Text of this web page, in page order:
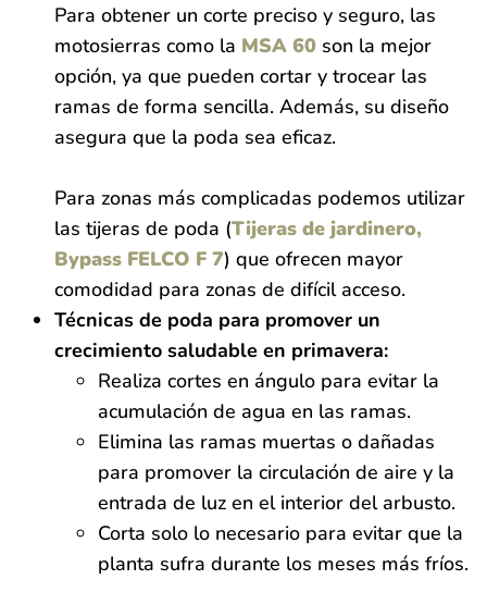
Para obtener un corte preciso y seguro, las
motosierras como la MSA 60 son la mejor
opción, ya que pueden cortar y trocear las
ramas de forma sencilla. Además, su diseño
asegura que la poda sea eficaz.
Para zonas más complicadas podemos utilizar
las tijeras de poda (Tijeras de jardinero,
Bypass FELCO F 7) que ofrecen mayor
comodidad para zonas de difícil acceso.
Técnicas de poda para promover un
crecimiento saludable en primavera:
Realiza cortes en ángulo para evitar la
acumulación de agua en las ramas.
Elimina las ramas muertas o dañadas
para promover la circulación de aire y la
entrada de luz en el interior del arbusto.
Corta solo lo necesario para evitar que la
planta sufra durante los meses más fríos.